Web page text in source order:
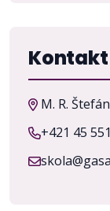
Kontakt
M. R.
+421 45